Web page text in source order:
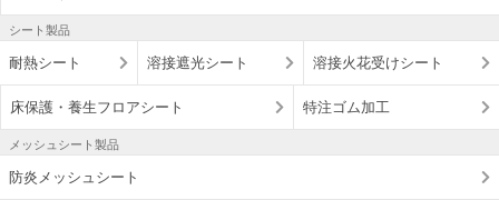
シート製品
耐熱シート 溶接遮光シート 溶接火花受けシート
床保護・養生フロアシート 特注ゴム加工
メッシュシート製品
防炎メッシュシート